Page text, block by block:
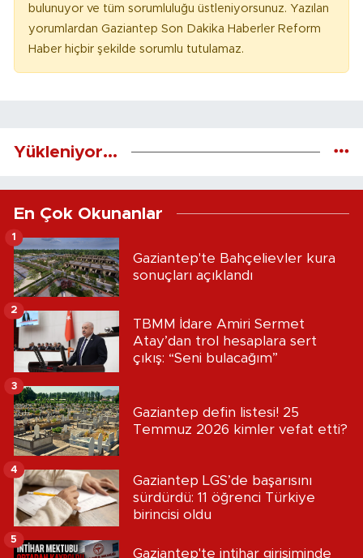
bulunuyor ve tüm sorumluluğu üstleniyorsunuz. Yazılan
yorumlardan Gaziantep Son Dakika Haberler Reform
Haber hiçbir şekilde sorumlu tutulamaz.
Yükleniyor...
En Çok Okunanlar
Gaziantep'te Bahçelievler kura
sonuçları açıklandı
1
TBMM İdare Amiri Sermet
Atay’dan trol hesaplara sert
çıkış: “Seni bulacağım”
2
Gaziantep defin listesi! 25
Temmuz 2026 kimler vefat etti?
3
Gaziantep LGS’de başarısını
sürdürdü: 11 öğrenci Türkiye
birincisi oldu
4
Gaziantep'te intihar girişiminde
5